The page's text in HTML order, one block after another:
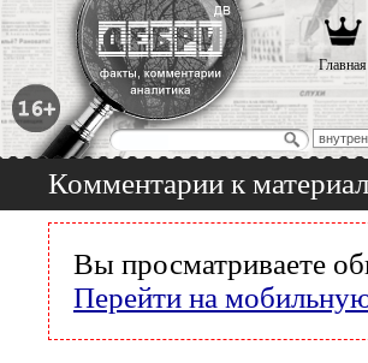
Главная
Комментарии к
Вы просматриваете
Перейти на